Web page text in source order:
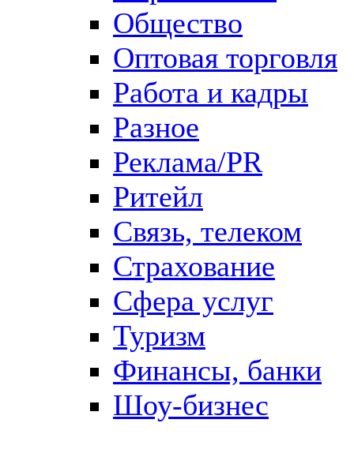
Общество
Оптовая торговля
Работа и кадры
Разное
Реклама/PR
Ритейл
Связь, телеком
Страхование
Сфера услуг
Туризм
Финансы, банки
Шоу-бизнес